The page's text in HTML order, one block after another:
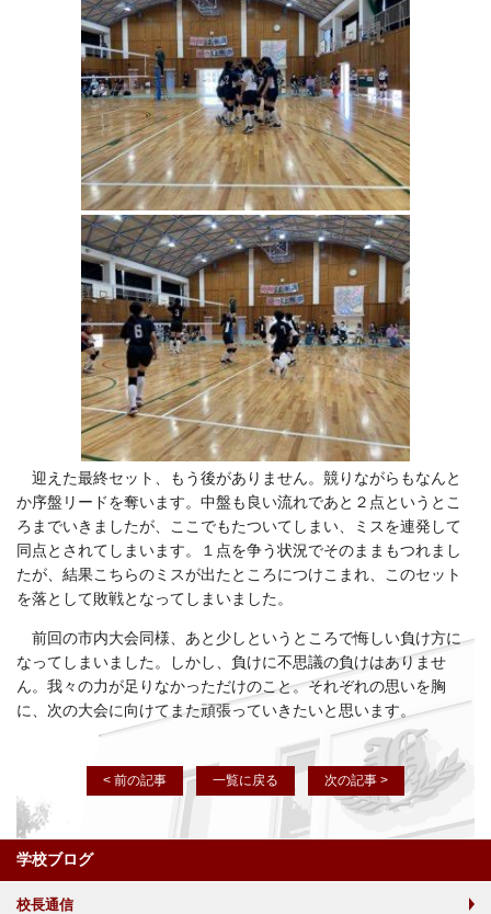
迎えた最終セット、もう後がありません。競りながらもなんと
か序盤リードを奪います。中盤も良い流れであと２点というとこ
ろまでいきましたが、ここでもたついてしまい、ミスを連発して
同点とされてしまいます。１点を争う状況でそのままもつれまし
たが、結果こちらのミスが出たところにつけこまれ、このセット
を落として敗戦となってしまいました。
前回の市内大会同様、あと少しというところで悔しい負け方に
なってしまいました。しかし、負けに不思議の負けはありませ
ん。我々の力が足りなかっただけのこと。それぞれの思いを胸
に、次の大会に向けてまた頑張っていきたいと思います。
< 前の記事 一覧に戻る 次の記事 >
学校ブログ
校長通信